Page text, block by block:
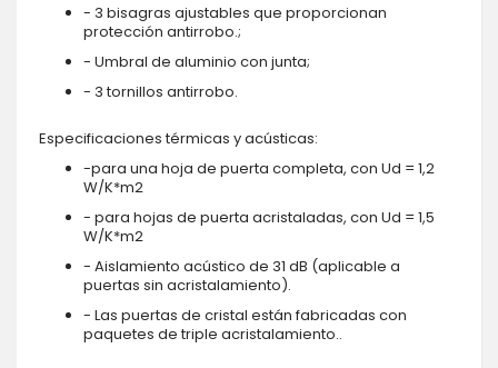
- 3 bisagras ajustables que proporcionan
protección antirrobo.;
- Umbral de aluminio con junta;
- 3 tornillos antirrobo.
Especificaciones térmicas y acústicas:
-para una hoja de puerta completa, con Ud = 1,2
W/K*m2
- para hojas de puerta acristaladas, con Ud = 1,5
W/K*m2
- Aislamiento acústico de 31 dB (aplicable a
puertas sin acristalamiento).
- Las puertas de cristal están fabricadas con
paquetes de triple acristalamiento..